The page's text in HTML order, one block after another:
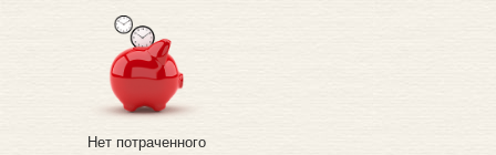
Улица
Нет потраченного